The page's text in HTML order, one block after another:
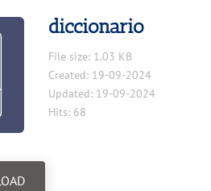
diccionario
File size: 1.03 KB
Created: 19-09-2024
Updated: 19-09-2024
Hits: 68